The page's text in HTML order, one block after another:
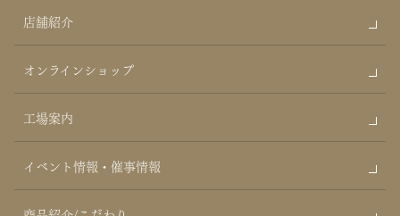
店舗紹介
オンラインショップ
工場案内
イベント情報・催事情報